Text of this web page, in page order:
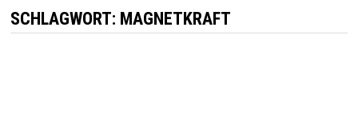
SCHLAGWORT: MAGNETKRAFT